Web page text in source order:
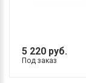
5 220 руб.
Под заказ